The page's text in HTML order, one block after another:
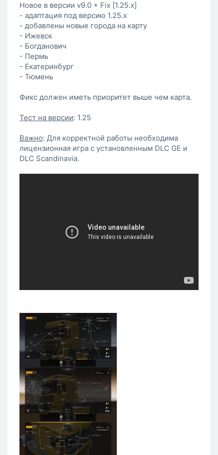
Новое в версии v9.0 + Fix [1.25.x]
- адаптация под версию 1.25.х
- добавлены новые города на карту
- Ижевск
- Богданович
- Пермь
- Екатеринбург
- Тюмень
Фикс должен иметь приоритет выше чем карта.
Тест на версии: 1.25
Важно: Для корректной работы необходима
лицензионная игра с установленным DLC GE и
DLC Sсandinavia.